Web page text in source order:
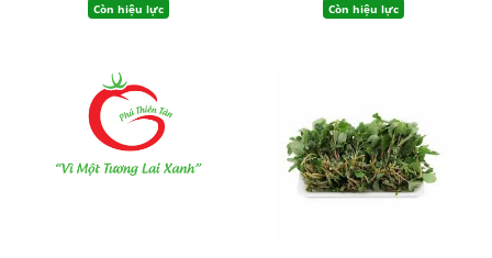
Còn hiệu lực Còn hiệu lực